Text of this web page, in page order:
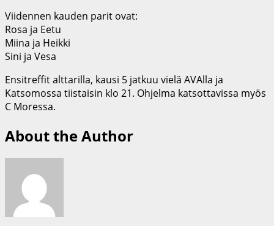
Viidennen kauden parit ovat:
Rosa ja Eetu
Miina ja Heikki
Sini ja Vesa
Ensitreffit alttarilla, kausi 5 jatkuu vielä AVAlla ja
Katsomossa tiistaisin klo 21. Ohjelma katsottavissa myös
C Moressa.
About the Author